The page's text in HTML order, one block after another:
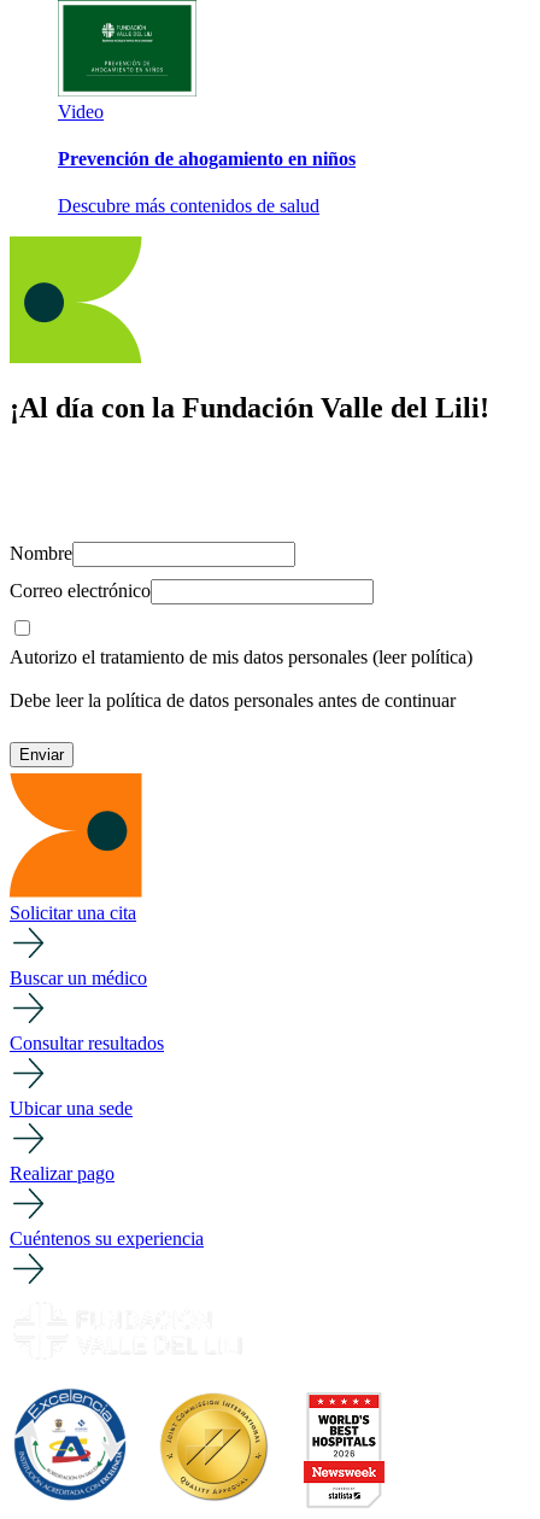
Video
Prevención de ahogamiento en niños
Descubre más contenidos de salud
¡Al día con la Fundación Valle del Lili!
Nombre
Correo electrónico
Autorizo el tratamiento de mis datos personales (leer política)
Debe leer la política de datos personales antes de continuar
Solicitar una cita
Buscar un médico
Consultar resultados
Ubicar una sede
Realizar pago
Cuéntenos su experiencia